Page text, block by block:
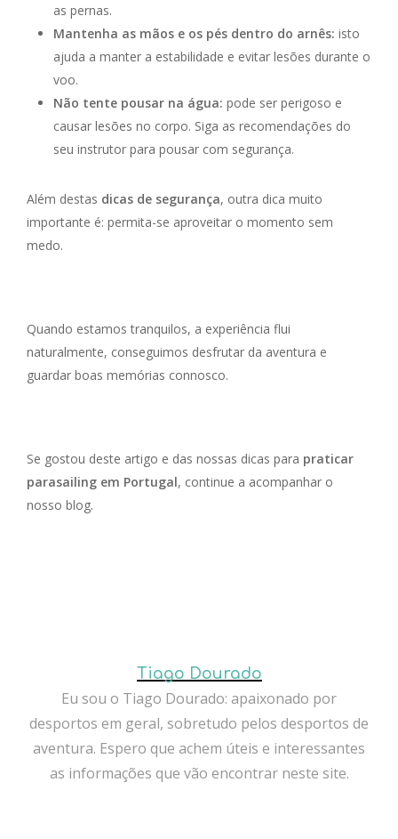
as pernas.
Mantenha as mãos e os pés dentro do arnês: isto
ajuda a manter a estabilidade e evitar lesões durante o
voo.
Não tente pousar na água: pode ser perigoso e
causar lesões no corpo. Siga as recomendações do
seu instrutor para pousar com segurança.
Além destas dicas de segurança, outra dica muito
importante é: permita-se aproveitar o momento sem
medo.
Quando estamos tranquilos, a experiência flui
naturalmente, conseguimos desfrutar da aventura e
guardar boas memórias connosco.
Se gostou deste artigo e das nossas dicas para praticar
parasailing em Portugal, continue a acompanhar o
nosso blog.
Tiago Dourado
Eu sou o Tiago Dourado: apaixonado por
desportos em geral, sobretudo pelos desportos de
aventura. Espero que achem úteis e interessantes
as informações que vão encontrar neste site.